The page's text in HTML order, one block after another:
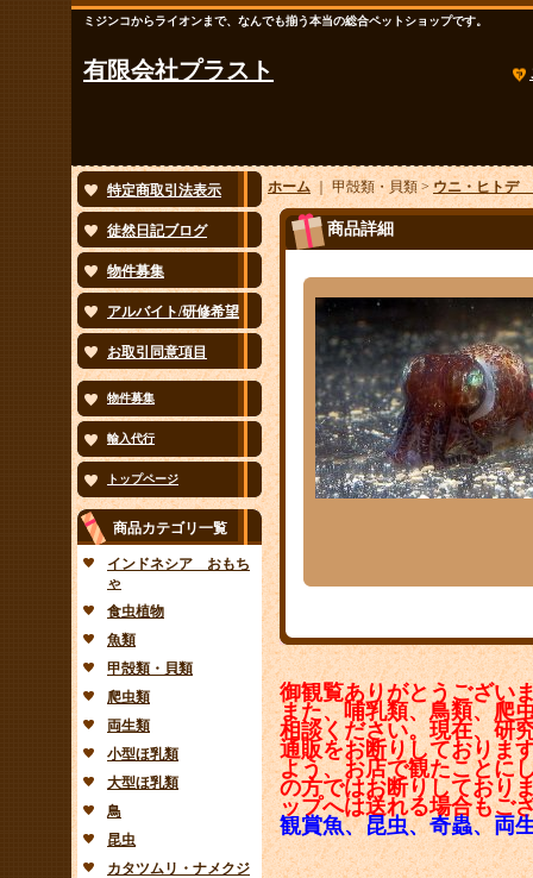
ミジンコからライオンまで、なんでも揃う本当の総合ペットショップです。
有限会社プラスト
特定商取引法表示
徒然日記ブログ
物件募集
アルバイト/研修希望
お取引同意項目
物件募集
輸入代行
トップページ
商品カテゴリ一覧
インドネシア おもち
ゃ
食虫植物
魚類
甲殻類・貝類
爬虫類
両生類
小型ほ乳類
大型ほ乳類
鳥
昆虫
カタツムリ・ナメクジ
ホーム｜ 甲殻類・貝類 >ウニ・ヒトデ
商品詳細
御観覧ありがとうござい
また、哺乳類、鳥類、爬
相談ください。現在、研
通販をお断りしておりま
よう、お店で観たことに
の方ではお断りしており
ップへは送れる場合もご
観賞魚、昆虫、奇蟲、両